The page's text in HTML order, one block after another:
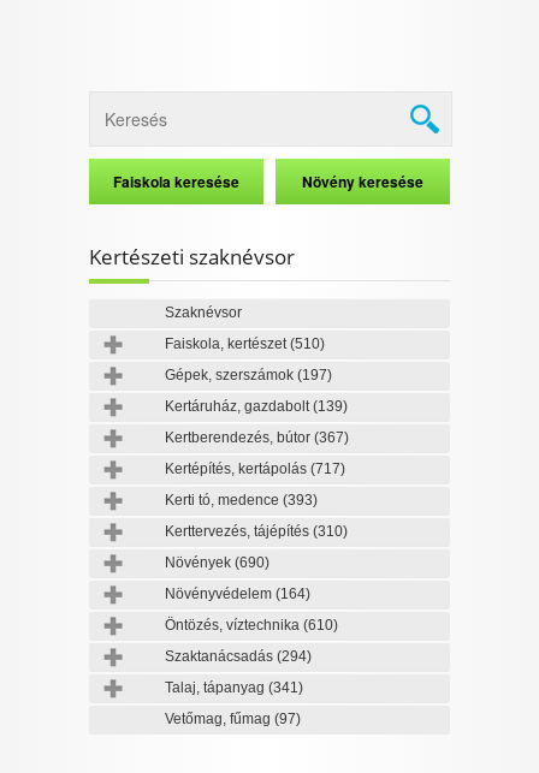
Kertészeti szaknévsor
Szaknévsor
Faiskola, kertészet(510)
Gépek, szerszámok (197)
Kertáruház, gazdabolt(139)
Kertberendezés, bútor (367)
Kertépítés, kertápolás (717)
Kerti tó, medence (393)
Kerttervezés, tájépítés (310)
Növények (690)
Növényvédelem (164)
Öntözés, víztechnika (610)
Szaktanácsadás (294)
Talaj, tápanyag (341)
Vetőmag, fűmag (97)